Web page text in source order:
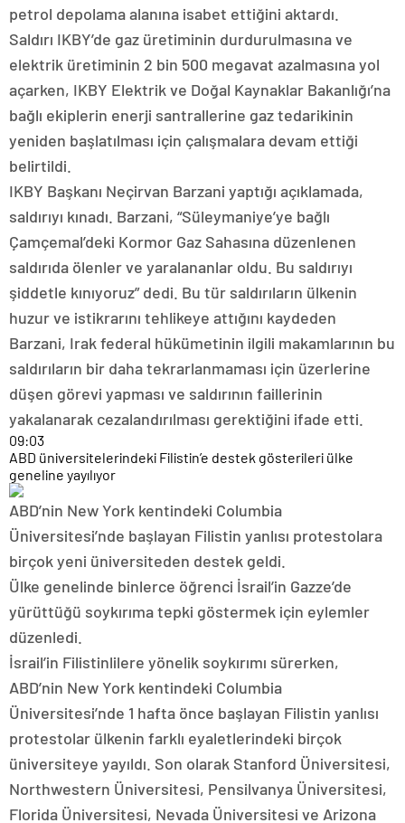
petrol depolama alanına isabet ettiğini aktardı.
Saldırı IKBY’de gaz üretiminin durdurulmasına ve
elektrik üretiminin 2 bin 500 megavat azalmasına yol
açarken, IKBY Elektrik ve Doğal Kaynaklar Bakanlığı’na
bağlı ekiplerin enerji santrallerine gaz tedarikinin
yeniden başlatılması için çalışmalara devam ettiği
belirtildi.
IKBY Başkanı Neçirvan Barzani yaptığı açıklamada,
saldırıyı kınadı. Barzani, “Süleymaniye’ye bağlı
Çamçemal’deki Kormor Gaz Sahasına düzenlenen
saldırıda ölenler ve yaralananlar oldu. Bu saldırıyı
şiddetle kınıyoruz” dedi. Bu tür saldırıların ülkenin
huzur ve istikrarını tehlikeye attığını kaydeden
Barzani, Irak federal hükümetinin ilgili makamlarının bu
saldırıların bir daha tekrarlanmaması için üzerlerine
düşen görevi yapması ve saldırının faillerinin
yakalanarak cezalandırılması gerektiğini ifade etti.
09:03
ABD üniversitelerindeki Filistin’e destek gösterileri ülke
geneline yayılıyor
ABD’nin New York kentindeki Columbia
Üniversitesi’nde başlayan Filistin yanlısı protestolara
birçok yeni üniversiteden destek geldi.
Ülke genelinde binlerce öğrenci İsrail’in Gazze’de
yürüttüğü soykırıma tepki göstermek için eylemler
düzenledi.
İsrail’in Filistinlilere yönelik soykırımı sürerken,
ABD’nin New York kentindeki Columbia
Üniversitesi’nde 1 hafta önce başlayan Filistin yanlısı
protestolar ülkenin farklı eyaletlerindeki birçok
üniversiteye yayıldı. Son olarak Stanford Üniversitesi,
Northwestern Üniversitesi, Pensilvanya Üniversitesi,
Florida Üniversitesi, Nevada Üniversitesi ve Arizona